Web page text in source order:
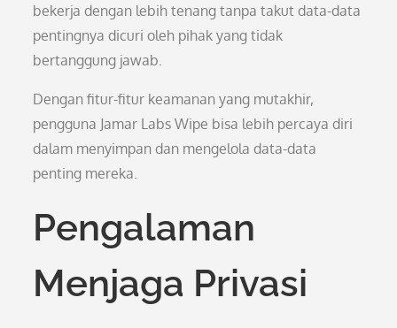
bekerja dengan lebih tenang tanpa takut data-data
pentingnya dicuri oleh pihak yang tidak
bertanggung jawab.
Dengan fitur-fitur keamanan yang mutakhir,
pengguna Jamar Labs Wipe bisa lebih percaya diri
dalam menyimpan dan mengelola data-data
penting mereka.
Pengalaman
Menjaga Privasi